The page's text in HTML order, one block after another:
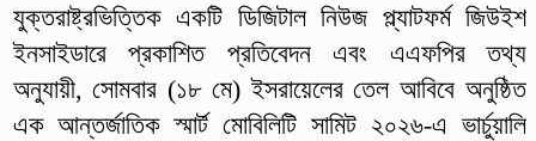
যুক্তরাষ্ট্রভিত্তিক একটি ডিজিটাল নিউজ প্ল্যাটফর্ম জিউইশ
ইনসাইডারে প্রকাশিত প্রতিবেদন এবং এএফপির তথ্য
অনুযায়ী, সোমবার (১৮ মে) ইসরায়েলের তেল আবিবে অনুষ্ঠিত
এক আন্তর্জাতিক স্মার্ট মোবিলিটি সামিট ২০২৬-এ ভার্চুয়ালি